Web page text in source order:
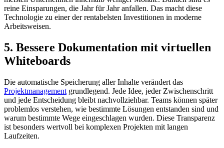
reine Einsparungen, die Jahr für Jahr anfallen. Das macht diese
Technologie zu einer der rentabelsten Investitionen in moderne
Arbeitsweisen.
5. Bessere Dokumentation mit virtuellen
Whiteboards
Die automatische Speicherung aller Inhalte verändert das
Projektmanagement grundlegend. Jede Idee, jeder Zwischenschritt
und jede Entscheidung bleibt nachvollziehbar. Teams können später
problemlos verstehen, wie bestimmte Lösungen entstanden sind und
warum bestimmte Wege eingeschlagen wurden. Diese Transparenz
ist besonders wertvoll bei komplexen Projekten mit langen
Laufzeiten.